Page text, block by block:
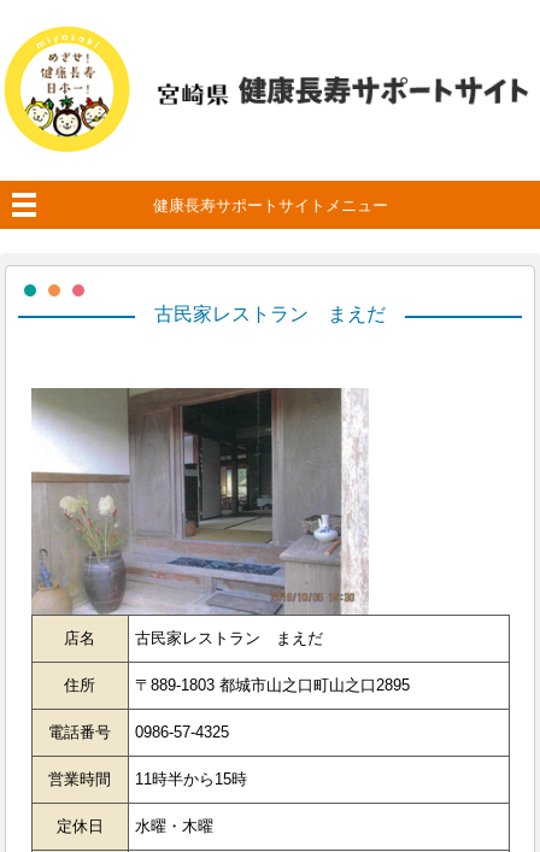
健康長寿サポートサイトメニュー
古民家レストラン まえだ
店名 古民家レストラン まえだ
住所 〒889-1803 都城市山之口町山之口2895
電話番号 0986-57-4325
営業時間 11時半から15時
定休日 水曜・木曜